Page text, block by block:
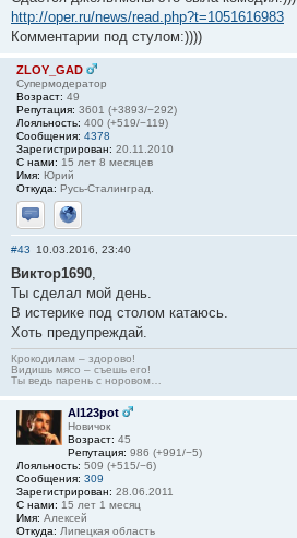
http://oper.ru/news/read.php?t=1051616983
Комментарии под стулом:))))
ZLOY_GAD
Супермодератор
Возраст: 49
Репутация: 3601 (+3893/−292)
Лояльность: 400 (+519/−119)
Сообщения: 4378
Зарегистрирован: 20.11.2010
С нами: 15 лет 8 месяцев
Имя: Юрий
Откуда: Русь-Сталинград.
Отправить личное сообщение
Сайт
#43 10.03.2016, 23:40
Виктор1690
Ты сделал мой день.
В истерике под столом катаюсь.
Хоть предупреждай.
Крокодилам – здорово!
Видишь мясо – съешь его!
Ты ведь парень с норовом…
Al123pot
Новичок
Возраст: 45
Репутация: 986 (+991/−5)
Лояльность: 509 (+515/−6)
Сообщения: 309
Зарегистрирован: 28.06.2011
С нами: 15 лет 1 месяц
Имя: Алексей
Откуда: Липецкая область